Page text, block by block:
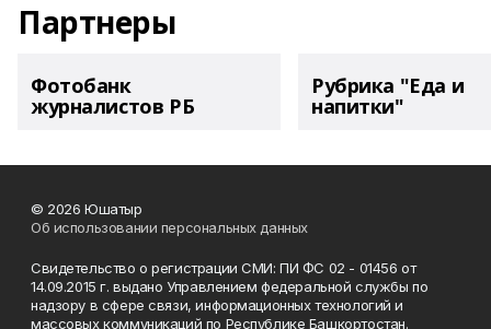
Партнеры
Фотобанк
журналистов РБ
Рубрика "Еда и
напитки"
© 2026 Юшатыр
Об использовании персональных данных
Свидетельство о регистрации СМИ: ПИ ФС 02 - 01456 от
14.09.2015 г. выдано Управлением федеральной службы по
надзору в сфере связи, информационных технологий и
массовых коммуникаций по Республике Башкортостан.